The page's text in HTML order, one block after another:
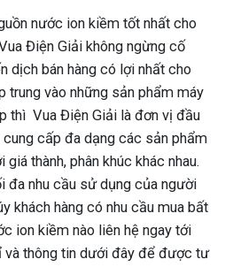
nước ion kiềm tốt nhất cho
Điện Giải không ngừng cố
dịch bán hàng có lợi nhất cho
trung vào những sản phẩm máy
thì Vua Điện Giải là đơn vị đầu
cấp đa dạng các sản phẩm
thành, phân khúc khác nhau.
đa nhu cầu sử dụng của người
khách hàng có nhu cầu mua bất
ion kiềm nào liên hệ ngay tới
và thông tin dưới đây để được tư